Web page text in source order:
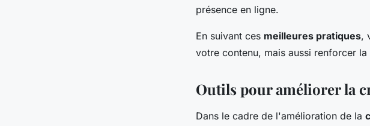
présence en ligne.
En suivant ces meilleures pratiques,
votre contenu, mais aussi renforcer
Outils pour améliorer la
Dans le cadre de l'amélioration de la